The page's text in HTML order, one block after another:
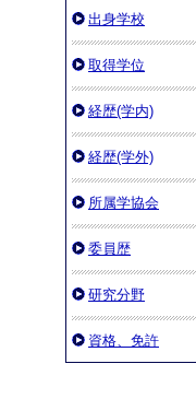
出身学校
取得学位
経歴(学内)
経歴(学外)
所属学協会
委員歴
研究分野
資格、免許